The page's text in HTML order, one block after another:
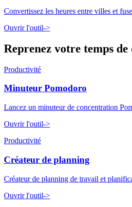
Convertissez les heures entre villes et
Ouvrir l'outil->
Reprenez votre temps
Productivité
Minuteur Pomodoro
Lancez un minuteur de concentration
Ouvrir l'outil->
Productivité
Créateur de planning
Créateur de planning de travail et
Ouvrir l'outil->